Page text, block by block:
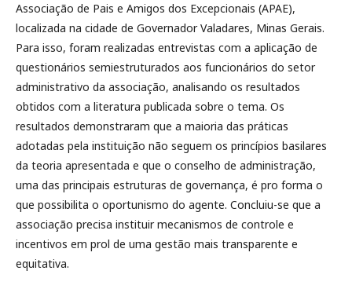
Associação de Pais e Amigos dos Excepcionais (APAE),
localizada na cidade de Governador Valadares, Minas Gerais.
Para isso, foram realizadas entrevistas com a aplicação de
questionários semiestruturados aos funcionários do setor
administrativo da associação, analisando os resultados
obtidos com a literatura publicada sobre o tema. Os
resultados demonstraram que a maioria das práticas
adotadas pela instituição não seguem os princípios basilares
da teoria apresentada e que o conselho de administração,
uma das principais estruturas de governança, é pro forma o
que possibilita o oportunismo do agente. Concluiu-se que a
associação precisa instituir mecanismos de controle e
incentivos em prol de uma gestão mais transparente e
equitativa.